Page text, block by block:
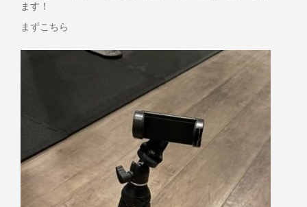
ます！
まずこちら